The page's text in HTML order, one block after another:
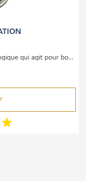
L'huile d'imprégnation est une huile écologique qui agit pour boucher les pores sur les bois